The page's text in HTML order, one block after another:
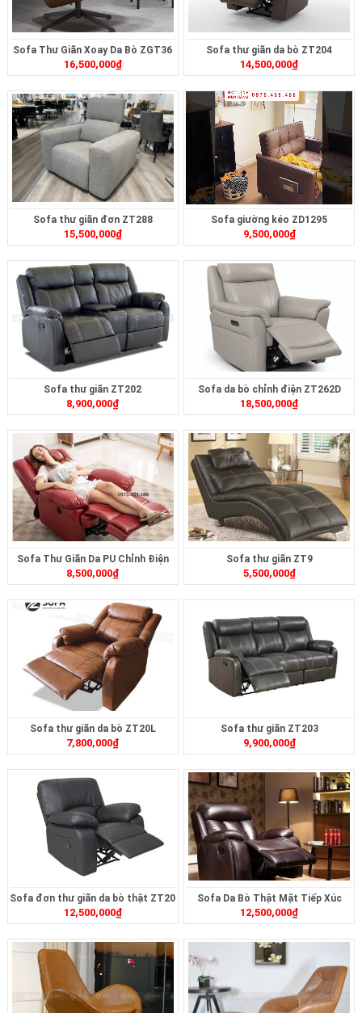
Sofa Thư Giãn Xoay Da Bò ZGT36
16,500,000₫
Sofa thư giãn da bò ZT204
14,500,000₫
Sofa thư giãn đơn ZT288
15,500,000₫
Sofa giường kéo ZD1295
9,500,000₫
Sofa thư giãn ZT202
8,900,000₫
Sofa da bò chỉnh điện ZT262D
18,500,000₫
Sofa Thư Giãn Da PU Chỉnh Điện
ZT103
8,500,000₫
Sofa thư giãn ZT9
5,500,000₫
Sofa thư giãn da bò ZT20L
7,800,000₫
Sofa thư giãn ZT203
9,900,000₫
Sofa đơn thư giãn da bò thật ZT20
12,500,000₫
Sofa Da Bò Thật Mặt Tiếp Xúc
ZT33
12,500,000₫